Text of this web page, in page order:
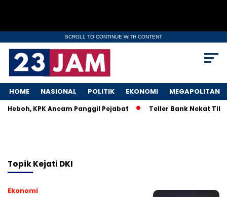
SCROLL TO CONTINUE WITH CONTENT
HOME NASIONAL POLITIK EKONOMI MEGAPOLITAN
KPK Ancam Panggil Pejabat Teller Bank Nekat
TopikKejati DKI
Ekonomi